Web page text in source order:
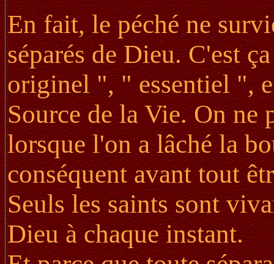
En fait, le péché ne
séparés de Dieu. C'est
originel ", " essentiel ",
Source de la Vie. On ne
lorsque l'on a lâché la
conséquent avant tout
Seuls les saints sont
Dieu à chaque instant.